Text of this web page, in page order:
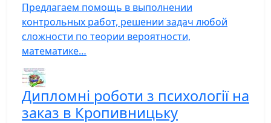
Предлагаем помощь в выполнении
контрольных работ, решении задач любой
сложности по теории вероятности,
математике…
Дипломні роботи з психології на
заказ в Кропивницьку